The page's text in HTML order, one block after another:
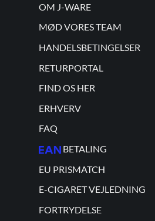
OM J-WARE
MØD VORES TEAM
HANDELSBETINGELSER
RETURPORTAL
FIND OS HER
ERHVERV
FAQ
BETALING
EU PRISMATCH
E-CIGARET VEJLEDNING
FORTRYDELSE